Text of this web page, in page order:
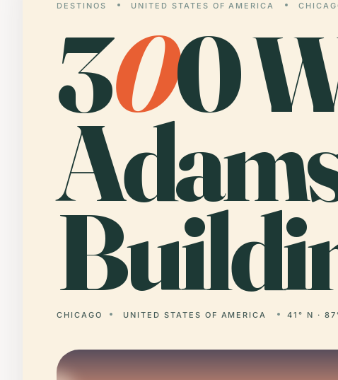
DESTINOS UNITED STATES OF AMERICA
300
CHICAGO UNITED STATES OF AMERICA 41° N ·